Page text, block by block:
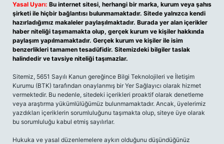
Yasal Uyarı: Bu internet sitesi, herhangi bir marka, kurum veya şahıs
şirketi ile hiçbir bağlantısı bulunmamaktadır. Sitede yalnızca kendi
hazırladığımız makaleler paylaşılmaktadır. Burada yer alan içerikler
haber niteliği taşımamakta olup, gerçek kurum ve kişiler hakkında
paylaşım yapılmamaktadır. Gerçek kurum ve kişiler ile isim
benzerlikleri tamamen tesadüfidir. Sitemizdeki bilgiler taslak
halindedir ve tavsiye niteliği taşımazlar.
Sitemiz, 5651 Sayılı Kanun gereğince Bilgi Teknolojileri ve İletişim
Kurumu (BTK) tarafından onaylanmış bir Yer Sağlayıcı olarak hizmet
vermektedir. Bu nedenle, sitedeki içerikleri proaktif olarak denetleme
veya araştırma yükümlülüğümüz bulunmamaktadır. Ancak, üyelerimiz
yazdıkları içeriklerin sorumluluğunu taşımakta olup, siteye üye olarak
bu sorumluluğu kabul etmiş sayılırlar.
Hukuka ve yasal düzenlemelere aykırı olduğunu düşündüğünüz